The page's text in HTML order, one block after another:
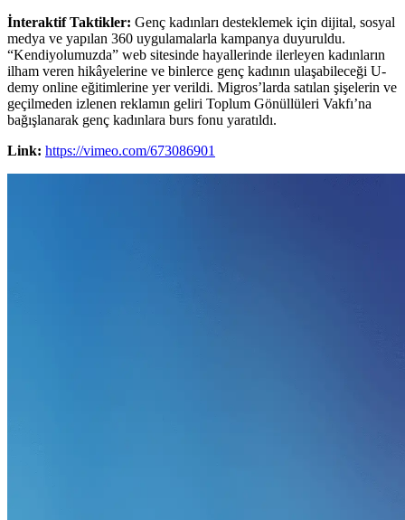
İnteraktif Taktikler: Genç kadınları desteklemek için dijital, sosyal
medya ve yapılan 360 uygulamalarla kampanya duyuruldu.
“Kendiyolumuzda” web sitesinde hayallerinde ilerleyen kadınların
ilham veren hikâyelerine ve binlerce genç kadının ulaşabileceği U-
demy online eğitimlerine yer verildi. Migros’larda satılan şişelerin ve
geçilmeden izlenen reklamın geliri Toplum Gönüllüleri Vakfı’na
bağışlanarak genç kadınlara burs fonu yaratıldı.
Link: https://vimeo.com/673086901